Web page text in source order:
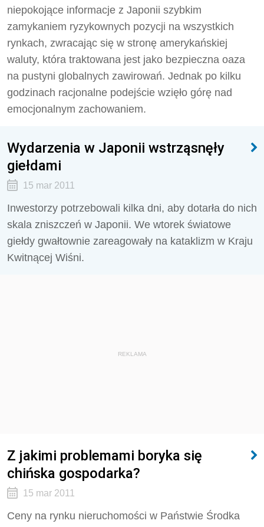
niepokojące informacje z Japonii szybkim
zamykaniem ryzykownych pozycji na wszystkich
rynkach, zwracając się w stronę amerykańskiej
waluty, która traktowana jest jako bezpieczna oaza
na pustyni globalnych zawirowań. Jednak po kilku
godzinach racjonalne podejście wzięło górę nad
emocjonalnym zachowaniem.
Wydarzenia w Japonii wstrząsnęły
giełdami
15 mar 2011
Inwestorzy potrzebowali kilka dni, aby dotarła do nich
skala zniszczeń w Japonii. We wtorek światowe
giełdy gwałtownie zareagowały na kataklizm w Kraju
Kwitnącej Wiśni.
REKLAMA
Z jakimi problemami boryka się
chińska gospodarka?
15 mar 2011
Ceny na rynku nieruchomości w Państwie Środka